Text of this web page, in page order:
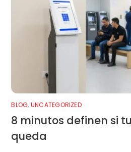
BLOG, UNCATEGORIZED
8 minutos definen si
queda